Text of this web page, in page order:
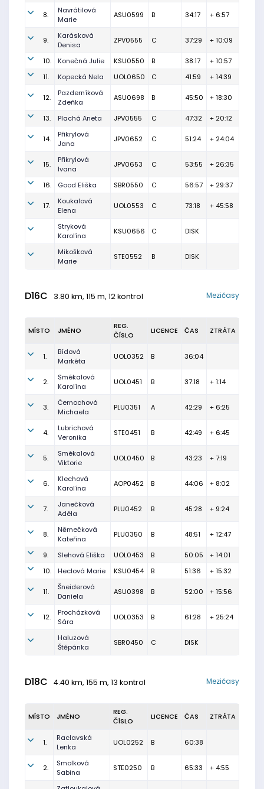
8.
Navrátilová
Marie
ASU0599 B 34:17 + 6:57
9.
Karásková
Denisa
ZPV0555 C 37:29 + 10:09
10. Konečná Julie KSU0550 B 38:17
+ 10:57
11.
Kopecká Nela UOL0650 C 41:59 + 14:39
12.
Pazderníková
Zdeňka
ASU0698 B 45:50 + 18:30
13. Plachá Aneta JPV0555 C 47:32 + 20:12
14.
Přikrylová
Jana
JPV0652 C 51:24 + 24:04
15.
Přikrylová
Ivana
JPV0653 C 53:55 + 26:35
16. Good Eliška SBR0550 C 56:57 + 29:37
17.
Koukalová
Elena
UOL0553 C 73:18 + 45:58
Stryková
Karolína
KSU0656 C DISK
Mikošková
Marie
STE0552 B DISK
D16C 3.80 km, 115 m, 12 kontrol Mezičasy
MÍSTO JMÉNO
REG.
ČÍSLO
LICENCE ČAS ZTRÁTA
1.
Bídová
Markéta
UOL0352 B 36:04
2.
Smékalová
Karolína
UOL0451 B 37:18 + 1:14
3.
Černochová
Michaela
PLU0351 A 42:29 + 6:25
4.
Lubrichová
Veronika
STE0451 B 42:49 + 6:45
5.
Smékalová
Viktorie
UOL0450 B 43:23 + 7:19
6.
Klechová
Karolína
AOP0452 B 44:06 + 8:02
7.
Janečková
Adéla
PLU0452 B 45:28 + 9:24
8.
Němečková
Kateřina
PLU0350 B 48:51 + 12:47
9. Slehová Eliška UOL0453 B 50:05
+ 14:01
10.
Heclová Marie KSU0454 B 51:36 + 15:32
11.
Šneiderová
Daniela
ASU0398 B 52:00 + 15:56
12.
Procházková
Sára
UOL0353 B 61:28 + 25:24
Haluzová
Štěpánka
SBR0450 C DISK
D18C 4.40 km, 155 m, 13 kontrol Mezičasy
MÍSTO JMÉNO
REG.
ČÍSLO
LICENCE ČAS ZTRÁTA
1.
Raclavská
Lenka
UOL0252 B 60:38
2.
Smolková
Sabina
STE0250 B 65:33 + 4:55